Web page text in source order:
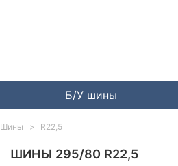
Б/У шины
ШИНЫ 295/80 R22,5
Шины R22,5